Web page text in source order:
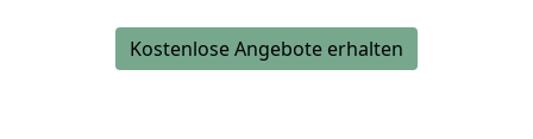
Kostenlose Angebote erhalten